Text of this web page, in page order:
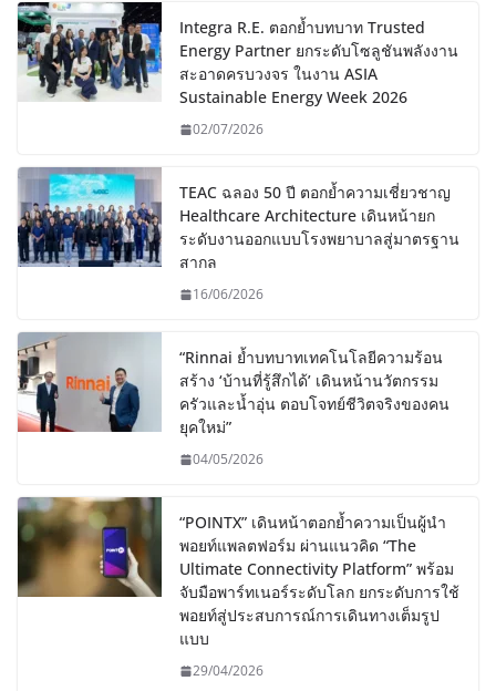
Integra R.E. ตอกย้ำบทบาท Trusted
Energy Partner ยกระดับโซลูชันพลังงาน
สะอาดครบวงจร ในงาน ASIA
Sustainable Energy Week 2026
02/07/2026
TEAC ฉลอง 50 ปี ตอกย้ำความเชี่ยวชาญ
Healthcare Architecture เดินหน้ายก
ระดับงานออกแบบโรงพยาบาลสู่มาตรฐาน
สากล
16/06/2026
“Rinnai ย้ำบทบาทเทคโนโลยีความร้อน
สร้าง ‘บ้านที่รู้สึกได้’ เดินหน้านวัตกรรม
ครัวและน้ำอุ่น ตอบโจทย์ชีวิตจริงของคน
ยุคใหม่”
04/05/2026
“POINTX” เดินหน้าตอกย้ำความเป็นผู้นำ
พอยท์แพลตฟอร์ม ผ่านแนวคิด “The
Ultimate Connectivity Platform” พร้อม
จับมือพาร์ทเนอร์ระดับโลก ยกระดับการใช้
พอยท์สู่ประสบการณ์การเดินทางเต็มรูป
แบบ
29/04/2026